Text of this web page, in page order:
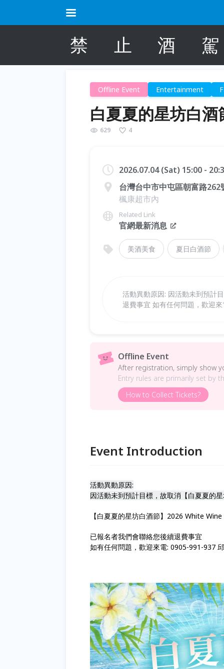
禁 止 酒 駕
Offline Event Entertainment
白夏夏的星坊白
629 4
2026.07.04 (Sat) 15:00 -
台灣台中市中屯區朝富路262
楓康超市內
Related Link
官網最新消息
美酒美食 夏日白酒節
活動異動原因: 因活動未到預計
退費事宜 如有任何問題，歡迎
Offline Event
After registration, simply show
Entry rules are primarily set by
How to Collect Tickets?
Event Introduction
活動異動原因:
因活動未到預計目標，故取消【白夏夏的
【白夏夏的星坊白酒節】2026 White
已報名者我們會聯絡您後續退費事宜
如有任何問題，歡迎來電: 0905-991-937